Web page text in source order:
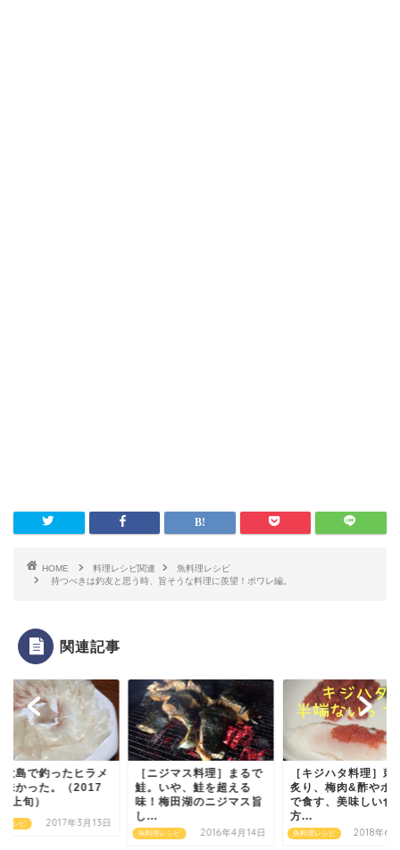
HOME 料理レシピ関連
魚料理レシピ
持つべきは釣友と思う時、旨そうな料理に羨望！ポワレ編。
関連記事
レシピ
大島で釣ったヒラメ
味かった。（2017
上旬）
2017年3月13日
魚料理レシピ
［ニジマス料理］まるで
鮭。いや、鮭を超える
味！梅田湖のニジマス旨
し...
2016年4月14日 魚料理レシピ
［キジハタ料理］刺
炙り、梅肉&酢やポ
で食す、美味しい食
方...
2018年6